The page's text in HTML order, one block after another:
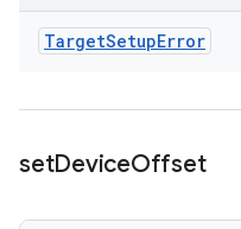
TargetSetupError
setDeviceOffset